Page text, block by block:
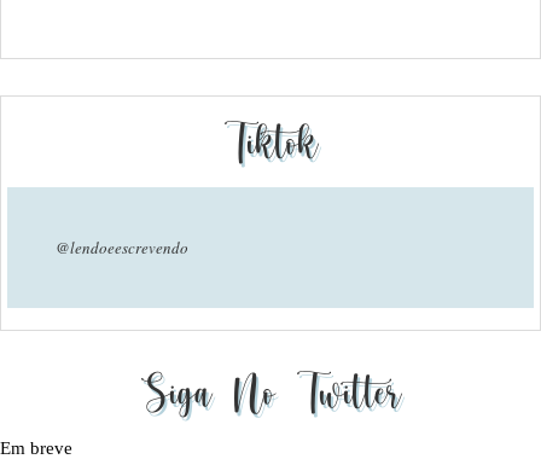
Tiktok
@lendoeescrevendo
Siga No Twitter
Em breve